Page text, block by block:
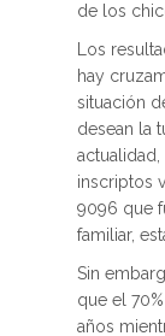
de los
Los
hay
situación
desean la
inscriptos
9096 que
familiar,
Sin
que el
años